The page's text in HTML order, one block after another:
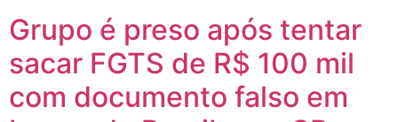
Grupo é preso após tentar
sacar FGTS de R$ 100 mil
com documento falso em